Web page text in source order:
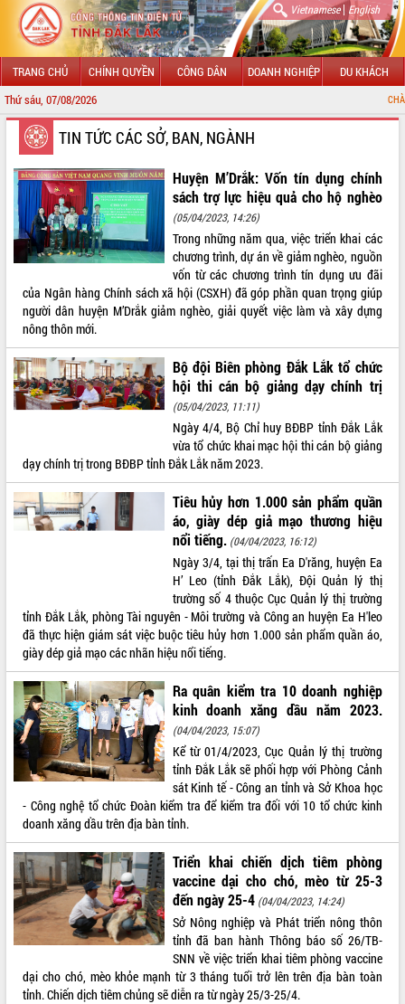
Vietnamese| English
TRANG CHỦ CHÍNH QUYỀN CÔNG DÂN DOANH NGHIỆP DU KHÁCH
Thứ sáu, 07/08/2026 CHÀO
GIỚI THIỆU
LÃNH ĐẠO UBND TỈNH
TIN TỨC SỰ KIỆN
SỞ, BAN, NGÀNH
THÔNG TIN CHỈ ĐẠO ĐIỀU HÀNH
HỆ THỐNG VĂN BẢN
VĂN BẢN HĐND TỈNH
QUY HOẠCH - KẾ HOẠCH
Không có file video nào để phát.
ALBUM ẢNH
TIN TỨC CÁC SỞ, BAN, NGÀNH
Huyện M’Drắk: Vốn tín dụng chính
sách trợ lực hiệu quả cho hộ nghèo
(05/04/2023, 14:26)
Trong những năm qua, việc triển khai các
chương trình, dự án về giảm nghèo, nguồn
vốn từ các chương trình tín dụng ưu đãi
của Ngân hàng Chính sách xã hội (CSXH) đã góp phần quan trọng giúp
người dân huyện M’Drắk giảm nghèo, giải quyết việc làm và xây dựng
nông thôn mới.
Bộ đội Biên phòng Đắk Lắk tổ chức
hội thi cán bộ giảng dạy chính trị
(05/04/2023, 11:11)
Ngày 4/4, Bộ Chỉ huy BĐBP tỉnh Đắk Lắk
vừa tổ chức khai mạc hội thi cán bộ giảng
dạy chính trị trong BĐBP tỉnh Đắk Lắk năm 2023.
Tiêu hủy hơn 1.000 sản phẩm quần
áo, giày dép giả mạo thương hiệu
nổi tiếng. (04/04/2023, 16:12)
Ngày 3/4, tại thị trấn Ea D'răng, huyện Ea
H’ Leo (tỉnh Đắk Lắk), Đội Quản lý thị
trường số 4 thuộc Cục Quản lý thị trường
tỉnh Đắk Lắk, phòng Tài nguyên - Môi trường và Công an huyện Ea H'leo
đã thực hiện giám sát việc buộc tiêu hủy hơn 1.000 sản phẩm quần áo,
giày dép giả mạo các nhãn hiệu nổi tiếng.
Ra quân kiểm tra 10 doanh nghiệp
kinh doanh xăng dầu năm 2023.
(04/04/2023, 15:07)
Kể từ 01/4/2023, Cục Quản lý thị trường
tỉnh Đắk Lắk sẽ phối hợp với Phòng Cảnh
sát Kinh tế - Công an tỉnh và Sở Khoa học
- Công nghệ tổ chức Đoàn kiểm tra để kiểm tra đối với 10 tổ chức kinh
doanh xăng dầu trên địa bàn tỉnh.
Triển khai chiến dịch tiêm phòng
vaccine dại cho chó, mèo từ 25-3
đến ngày 25-4 (04/04/2023, 14:24)
Sở Nông nghiệp và Phát triển nông thôn
tỉnh đã ban hành Thông báo số 26/TB-
SNN về việc triển khai tiêm phòng vaccine
dại cho chó, mèo khỏe mạnh từ 3 tháng tuổi trở lên trên địa bàn toàn
tỉnh. Chiến dịch tiêm chủng sẽ diễn ra từ ngày 25/3-25/4.